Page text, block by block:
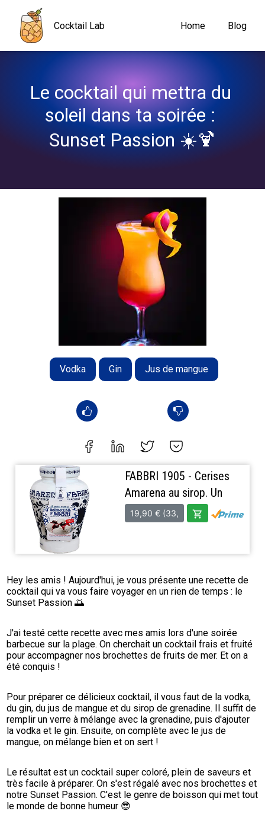
Cocktail Lab Home Blog
Le cocktail qui mettra du
soleil dans ta soirée :
Sunset Passion ☀️🍹
Vodka Gin Jus de mangue
Hey les amis ! Aujourd'hui, je vous présente une recette de
cocktail qui va vous faire voyager en un rien de temps : le
Sunset Passion 🌅
J'ai testé cette recette avec mes amis lors d'une soirée
barbecue sur la plage. On cherchait un cocktail frais et fruité
pour accompagner nos brochettes de fruits de mer. Et on a
été conquis !
Pour préparer ce délicieux cocktail, il vous faut de la vodka,
du gin, du jus de mangue et du sirop de grenadine. Il suffit de
remplir un verre à mélange avec la grenadine, puis d'ajouter
la vodka et le gin. Ensuite, on complète avec le jus de
mangue, on mélange bien et on sert !
Le résultat est un cocktail super coloré, plein de saveurs et
très facile à préparer. On s'est régalé avec nos brochettes et
notre Sunset Passion. C'est le genre de boisson qui met tout
le monde de bonne humeur 😎
Navigated to Le cocktail qui mettra du soleil dans ta soirée :